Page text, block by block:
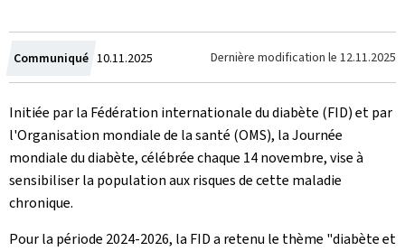
Communiqué Crée
le
10.11.2025 Dernière modification le 12.11.2025
Initiée par la Fédération internationale du diabète (FID) et par
l'Organisation mondiale de la santé (OMS), la Journée
mondiale du diabète, célébrée chaque 14 novembre, vise à
sensibiliser la population aux risques de cette maladie
chronique.
Pour la période 2024-2026, la FID a retenu le thème "diabète et